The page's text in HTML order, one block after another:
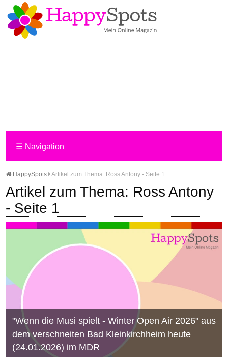
☰ Navigation
HappySpots Artikel zum Thema: Ross Antony - Seite 1
Artikel zum Thema: Ross Antony
- Seite 1
"Wenn die Musi spielt - Winter Open Air 2026" aus
dem verschneiten Bad Kleinkirchheim heute
(24.01.2026) im MDR